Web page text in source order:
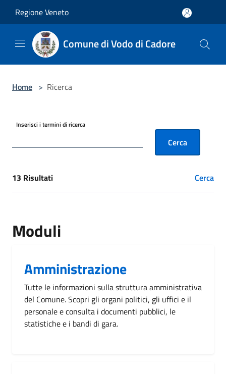
Regione Veneto
Comune di Vodo di Cadore
Home > Ricerca
Inserisci i termini di ricerca
Cerca
[results] Risultati
13 Risultati Cerca
Moduli
Amministrazione
Tutte le informazioni sulla struttura amministrativa
del Comune. Scopri gli organi politici, gli uffici e il
personale e consulta i documenti pubblici, le
statistiche e i bandi di gara.